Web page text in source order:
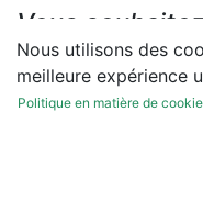
Vous
réparation ou
diagnostic sur
Nous utilisons des
meilleure expérience
Politique en matière de